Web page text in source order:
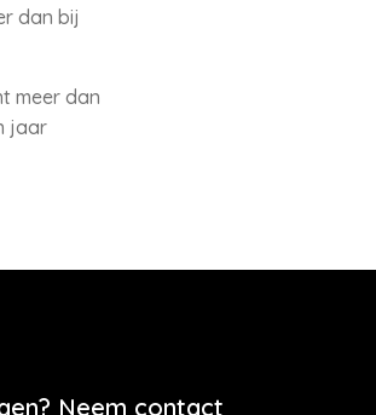
dan bij
meer dan
jaar
Neem contact